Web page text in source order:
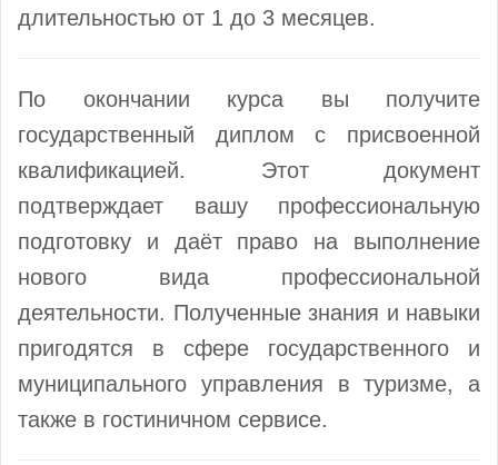
длительностью от 1 до 3 месяцев.
По окончании курса вы получите
государственный диплом с присвоенной
квалификацией. Этот документ
подтверждает вашу профессиональную
подготовку и даёт право на выполнение
нового вида профессиональной
деятельности. Полученные знания и навыки
пригодятся в сфере государственного и
муниципального управления в туризме, а
также в гостиничном сервисе.